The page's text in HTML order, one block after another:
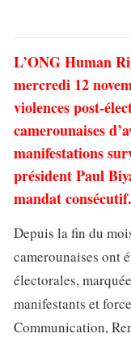
L’ONG Human
mercredi 12
violences post-
camerounaises
manifestations
président Paul
mandat consécutif.
Depuis la fin du
camerounaises ont
électorales,
manifestants et
Communication,